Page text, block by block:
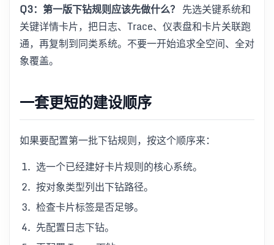
Q3：第一版下钻规则应该先做什么？ 先选关键系统和
关键详情卡片，把日志、Trace、仪表盘和卡片关联跑
通，再复制到同类系统。不要一开始追求全空间、全对
象覆盖。
一套更短的建设顺序
如果要配置第一批下钻规则，按这个顺序来：
选一个已经建好卡片规则的核心系统。
按对象类型列出下钻路径。
检查卡片标签是否足够。
先配置日志下钻。